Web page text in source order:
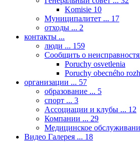
Komisie 10
Муниципалитет ... 17
отходы ... 2
контакты ...
люди ... 159
Сообщить о
Poruchy osvetlenia
Poruchy obecného
организации ... 57
образование ... 5
спорт ... 3
Ассоциации и клубы ... 12
Компании ... 29
Медицинское
Видео Галерея ... 18